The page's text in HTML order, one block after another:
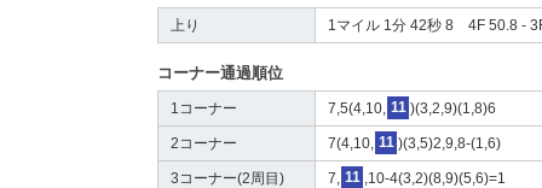
上り 1マイル 1分 42秒 8 4F 50.8 -
コーナー通過順位
1コーナー 7,5(4,10, 11 )(3,2,9)(1,8)6
2コーナー 7(4,10, 11 )(3,5)2,9,8-(1,6)
3コーナー(2周目) 7, 11 ,10-4(3,2)(8,9)(5,6)=1